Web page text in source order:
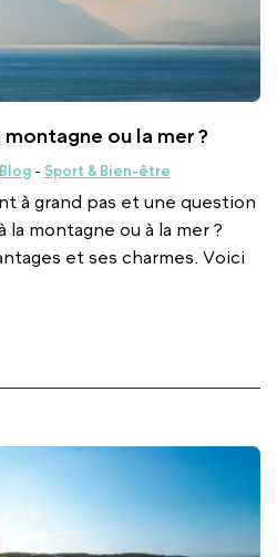
ou la mer ?
Blog- Sport & Bien-être
à grand pas et une question
montagne ou à la mer ?
et ses charmes. Voici